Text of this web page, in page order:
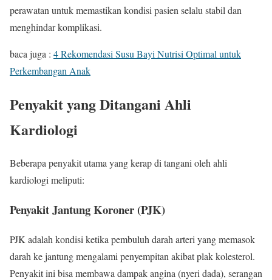
perawatan untuk memastikan kondisi pasien selalu stabil dan
menghindar komplikasi.
baca juga : 4 Rekomendasi Susu Bayi Nutrisi Optimal untuk
Perkembangan Anak
Penyakit yang Ditangani Ahli
Kardiologi
Beberapa penyakit utama yang kerap di tangani oleh ahli
kardiologi meliputi:
Penyakit Jantung Koroner (PJK)
PJK adalah kondisi ketika pembuluh darah arteri yang memasok
darah ke jantung mengalami penyempitan akibat plak kolesterol.
Penyakit ini bisa membawa dampak angina (nyeri dada), serangan